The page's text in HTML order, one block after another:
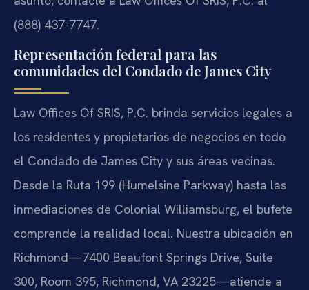
(888) 437-7747.
Representación federal para las
comunidades del Condado de James City
Law Offices Of SRIS, P.C. brinda servicios legales a
los residentes y propietarios de negocios en todo
el Condado de James City y sus áreas vecinas.
Desde la Ruta 199 (Humelsine Parkway) hasta las
inmediaciones de Colonial Williamsburg, el bufete
comprende la realidad local. Nuestra ubicación en
Richmond—7400 Beaufont Springs Drive, Suite
300, Room 395, Richmond, VA 23225—atiende a